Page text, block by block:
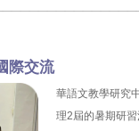
際交流
華語文教學研究
理2屆的暑期研